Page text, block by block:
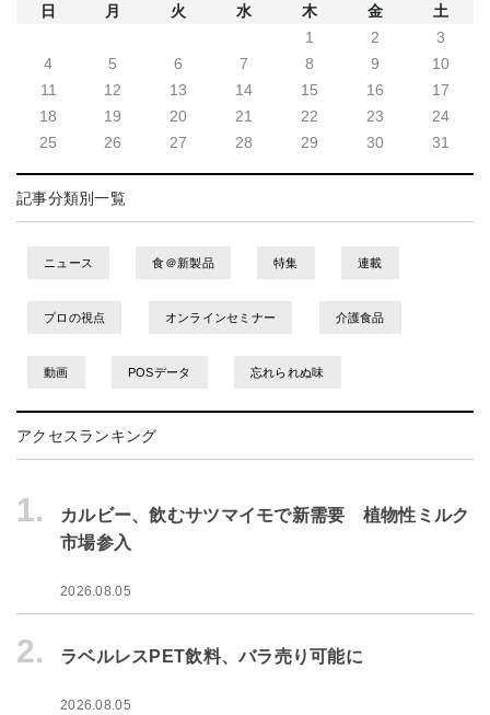
日
月 火 水 木 金
土
1
2
3
4
5 6 7 8 9
10
11
12 13 14 15 16
17
18
19 20 21 22 23
24
25
26 27 28 29 30 31
記事分類別一覧
ニュース 食＠新製品 特集 連載
プロの視点 オンラインセミナー 介護食品
動画 POSデータ 忘れられぬ味
アクセスランキング
1.
カルビー、飲むサツマイモで新需要 植物性ミルク
市場参入
2026.08.05
2. ラベルレスPET飲料、バラ売り可能に
2026.08.05